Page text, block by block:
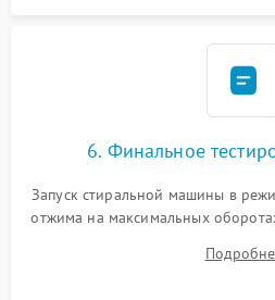
6. Финальное
Запуск стиральной машины в
отжима на максимальных
корректности слива,
посторонних стуков и